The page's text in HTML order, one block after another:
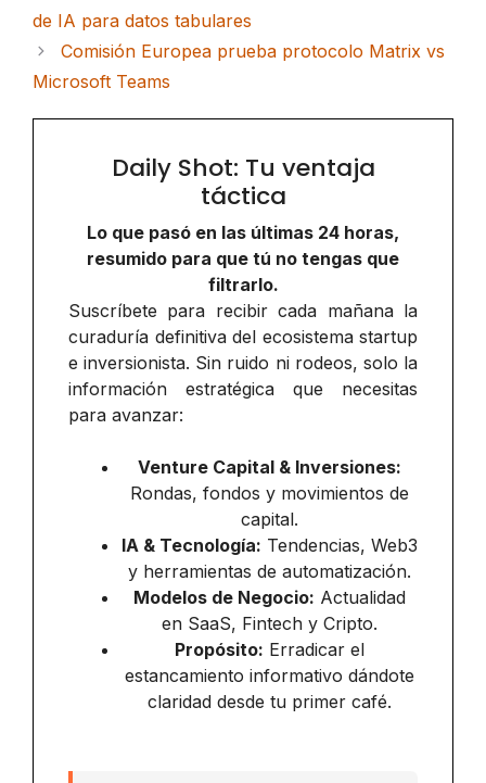
de IA para datos tabulares
Comisión Europea prueba protocolo Matrix vs
Microsoft Teams
Daily Shot: Tu ventaja
táctica
Lo que pasó en las últimas 24 horas,
resumido para que tú no tengas que
filtrarlo.
Suscríbete para recibir cada mañana la
curaduría definitiva del ecosistema startup
e inversionista. Sin ruido ni rodeos, solo la
información estratégica que necesitas
para avanzar:
Venture Capital & Inversiones:
Rondas, fondos y movimientos de
capital.
IA & Tecnología: Tendencias, Web3
y herramientas de automatización.
Modelos de Negocio: Actualidad
en SaaS, Fintech y Cripto.
Propósito: Erradicar el
estancamiento informativo dándote
claridad desde tu primer café.